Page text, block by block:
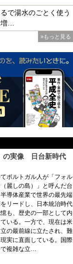
で湯水のごとく使う
…
»もっと見る
の実像 日台新時代
ポルトガル人が「フォル
麗しの島）」と呼んだ台
導体産業で世界の最先端
リードし、日本統治時代
も、歴史の一部として内
いる。一方で、現在は米
の最前線に立たされ、難
現実に直面している。国際
複雑な立…